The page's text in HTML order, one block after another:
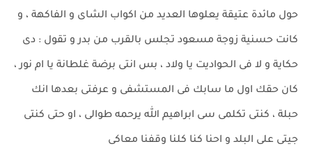
حول مائدة عتيقة يعلوها العديد من اكواب الشاى و الفاكهة ، و
كانت حسنية زوجة مسعود تجلس بالقرب من بدر و تقول : دى
حكاية و لا فى الحواديت يا ولاد ، بس انتى برضة غلطانة يا ام نور ،
كان حقك اول ما سابك فى المستشفى و عرفتى بعدها انك
حبلة ، كنتى تكلمى سى ابراهيم الله يرحمه طوالى ، او حتى كنتى
جيتى على البلد و احنا كنا كلنا وقفنا معاكى